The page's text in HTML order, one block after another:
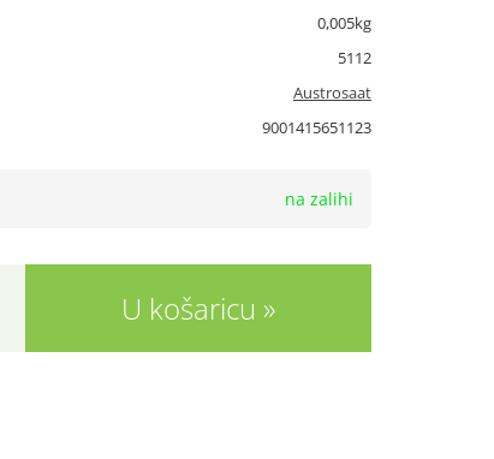
0,005kg
5112
Austrosaat
9001415651123
na zalihi
U košaricu